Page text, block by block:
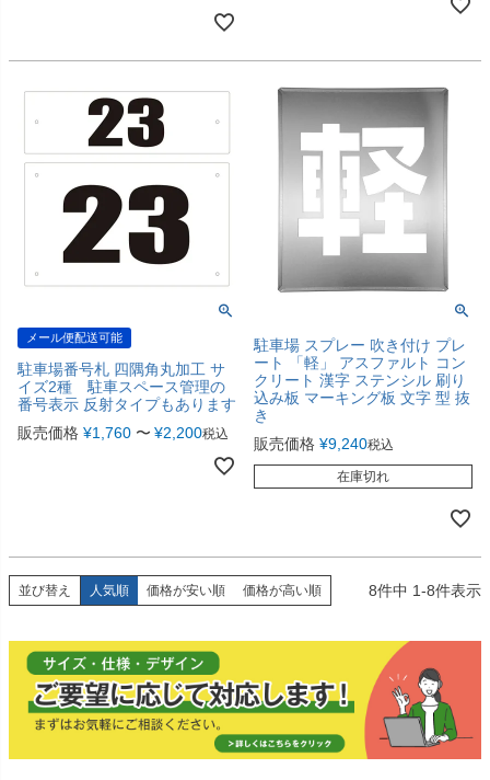
メール便配送可能
駐車場番号札 四隅角丸加工 サ
イズ2種 駐車スペース管理の
番号表示 反射タイプもあります
販売価格 ¥1,760 〜 ¥2,200税込
駐車場 スプレー 吹き付け プレ
ート 「軽」 アスファルト コン
クリート 漢字 ステンシル 刷り
込み板 マーキング板 文字 型 抜
き
販売価格 ¥9,240税込
在庫切れ
並び替え 人気順 価格が安い順 価格が高い順 8件中 1-8件表示